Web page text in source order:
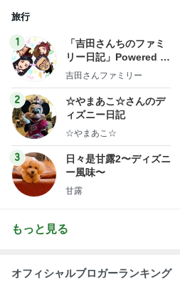
旅行
1
「吉田さんちのファミ
リー日記」Powered b
y Ameba 吉田さんファ
ログ
吉田さんファミリー
2
☆やまあこ☆さんのデ
ィズニー日記
☆やまあこ☆
3
日々是甘露2〜ディズニ
ー風味〜
甘露
もっと見る
オフィシャルブロガーランキング